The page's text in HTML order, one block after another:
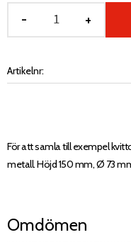
+
-
Artikelnr
För att samla till exempel
metall. Höjd 150 mm, Ø 73
Omdömen